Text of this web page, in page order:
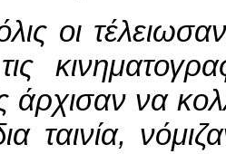
οι
άρχισαν να
ταινία,